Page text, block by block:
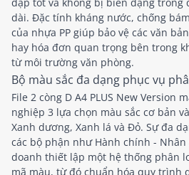
dài. Đặc tính kháng nước, chống
của nhựa PP giúp bảo vệ các văn
hay hóa đơn quan trọng bên trong
từ môi trường văn phòng.
Bộ màu sắc đa dạng phục vụ
File 2 còng D A4 PLUS New Version
nghiệp 3 lựa chọn màu sắc cơ bản
Xanh dương, Xanh lá và Đỏ. Sự đa
các bộ phận như Hành chính - Nhân
doanh thiết lập một hệ thống phân
mã màu, từ đó chuẩn hóa quy trình